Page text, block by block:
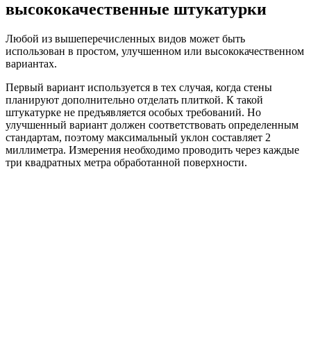
высококачественные штукатурки
Любой из вышеперечисленных видов может быть
использован в простом, улучшенном или высококачественном
вариантах.
Первый вариант используется в тех случая, когда стены
планируют дополнительно отделать плиткой. К такой
штукатурке не предъявляется особых требований. Но
улучшенный вариант должен соответствовать определенным
стандартам, поэтому максимальный уклон составляет 2
миллиметра. Измерения необходимо проводить через каждые
три квадратных метра обработанной поверхности.